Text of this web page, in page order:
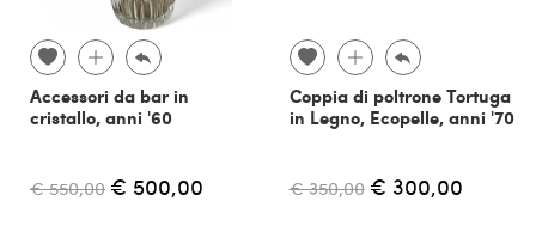
Accessori da bar in
cristallo, anni '60
€ 550,00 € 500,00
Coppia di poltrone Tortuga
in Legno, Ecopelle, anni '70
€ 350,00 € 300,00